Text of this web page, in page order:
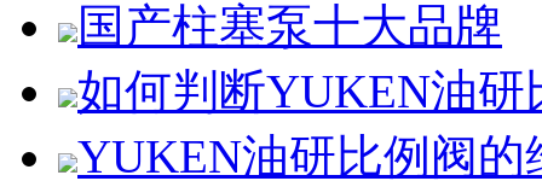
国产柱塞泵十大品牌
如何判断YUKEN油
YUKEN油研比例阀的